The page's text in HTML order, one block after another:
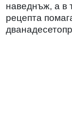
наведнъж, а в
рецепта